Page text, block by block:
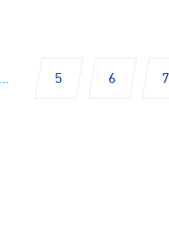
5 6 7